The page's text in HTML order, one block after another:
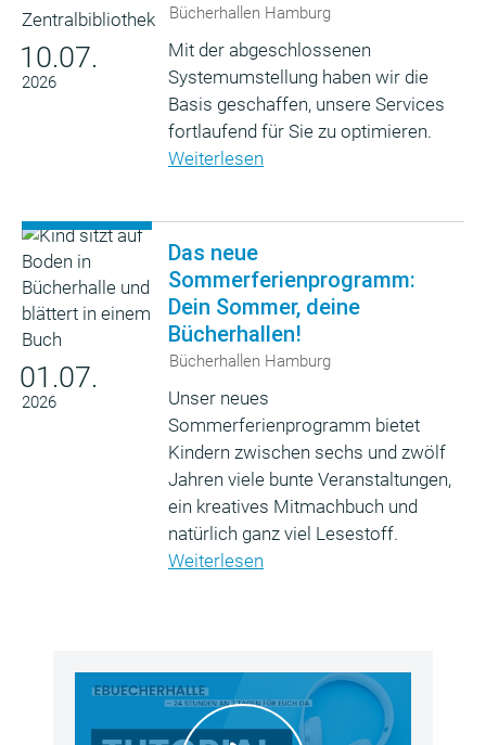
10.07.
2026
Bücherhallen Hamburg
Mit der abgeschlossenen
Systemumstellung haben wir die
Basis geschaffen, unsere Services
fortlaufend für Sie zu optimieren.
Weiterlesen
01.07.
2026
Das neue
Sommerferienprogramm:
Dein Sommer, deine
Bücherhallen!
Bücherhallen Hamburg
Unser neues
Sommerferienprogramm bietet
Kindern zwischen sechs und zwölf
Jahren viele bunte Veranstaltungen,
ein kreatives Mitmachbuch und
natürlich ganz viel Lesestoff.
Weiterlesen